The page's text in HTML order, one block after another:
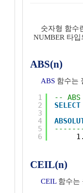
숫자형 함수
NUMBER 타
ABS(n)
ABS 함수는
1
2
3
4
5
6
-- ABS
SELECT
CEIL(n)
CEIL함수는